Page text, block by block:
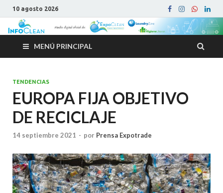
10 agosto 2026
MENÚ PRINCIPAL
TENDENCIAS
EUROPA FIJA OBJETIVO
DE RECICLAJE
14 septiembre 2021 - por Prensa Expotrade